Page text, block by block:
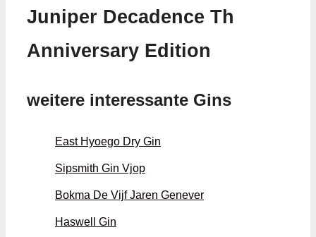
Juniper Decadence Th
Anniversary Edition
weitere interessante Gins
East Hyoego Dry Gin
Sipsmith Gin Vjop
Bokma De Vijf Jaren Genever
Haswell Gin